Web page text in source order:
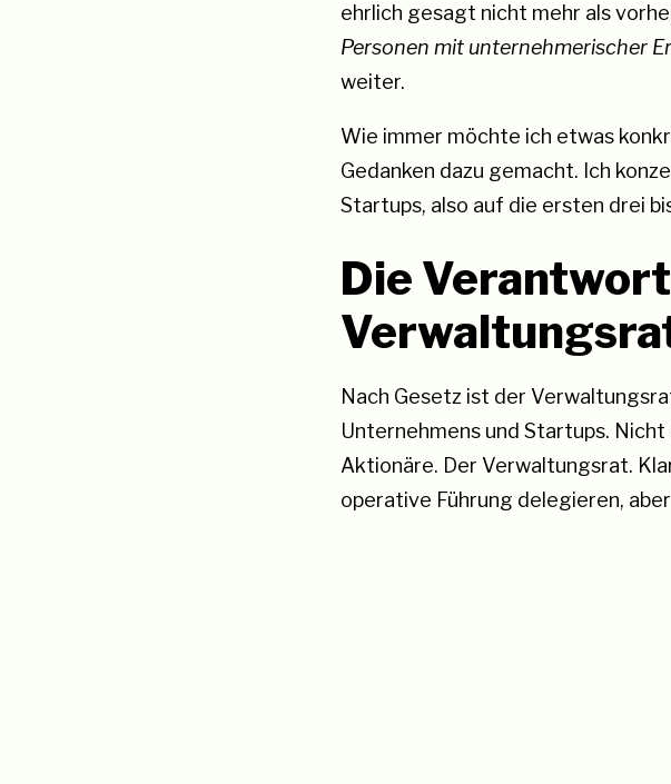
ehrlich gesagt nicht mehr als
Personen mit unternehmerischer
weiter.
Wie immer möchte ich etwas
Gedanken dazu gemacht. Ich
Startups, also auf die ersten drei
Die
Nach Gesetz ist der
Unternehmens und Startups.
Aktionäre. Der Verwaltungsrat.
operative Führung delegieren,